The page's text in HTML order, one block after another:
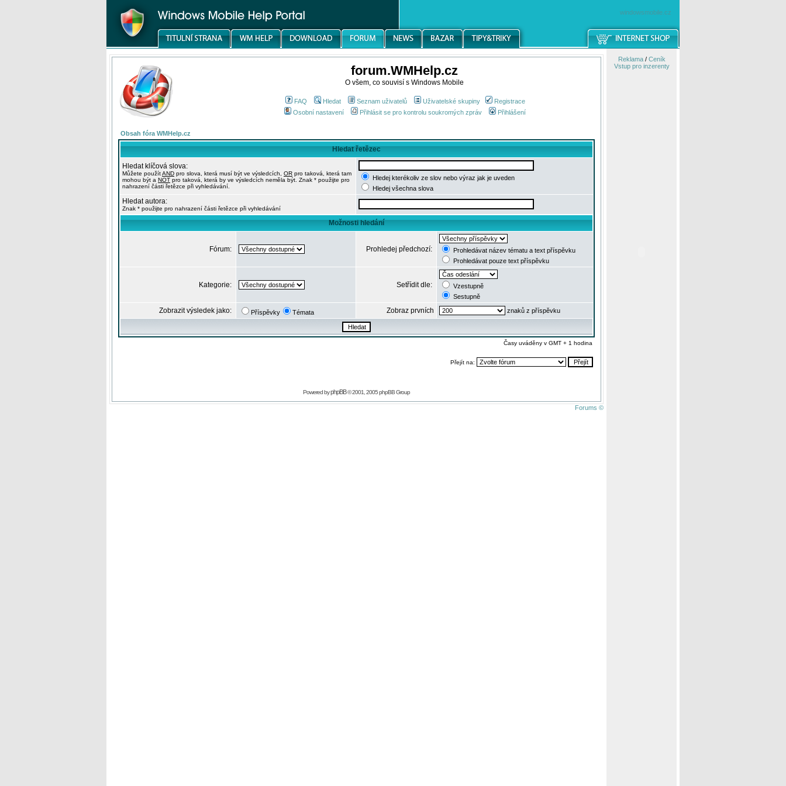
windowsmobile.cz
forum.WMHelp.cz
O všem, co souvisí s Windows Mobile
FAQ Hledat Seznam uživatelů Uživatelské skupiny
Registrace
Osobní nastavení
Přihlásit se pro kontrolu soukromých zpráv Přihlášení
Obsah fóra WMHelp.cz
Hledat řetězec
Hledat klíčová slova:
Můžete použítAND pro slova, která musí být ve výsledcích, OR pro taková, která tam
mohou být a NOT pro taková, která by ve výsledcích neměla být. Znak * použijte pro
nahrazení části řetězce při vyhledávání.
Hledej kterékoliv ze slov nebo výraz jak je uveden
Hledej všechna slova
Hledat autora:
Znak * použijte pro nahrazení části řetězce při vyhledávání
Možnosti hledání
Fórum: Prohledej předchozí:
Prohledávat název tématu a text příspěvku
Prohledávat pouze text příspěvku
Kategorie: Setřídit dle:
Vzestupně
Sestupně
Zobrazit výsledek jako: Příspěvky Témata Zobraz prvních znaků z příspěvku
Časy uváděny v GMT + 1 hodina
Přejít na:
Powered byphpBB© 2001, 2005 phpBB Group
Forums ©
Reklama/ Ceník
Vstup pro inzerenty